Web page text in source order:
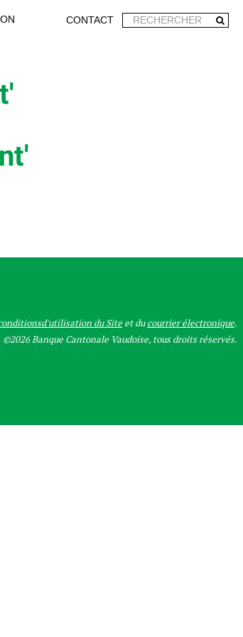
CONTACT
du Site et ducourrier électronique.
©2026 Banque Cantonale Vaudoise, tous droits réservés.